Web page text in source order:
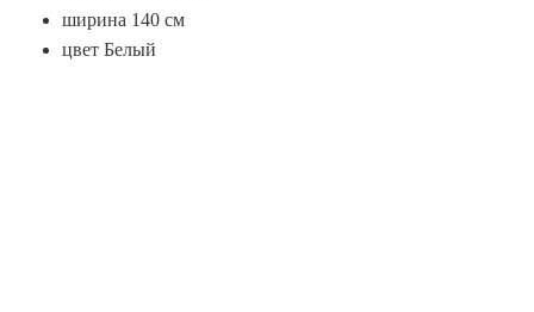
ширина 140 см
цвет Белый